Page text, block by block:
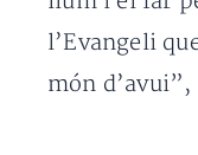
l’Evangeli
món